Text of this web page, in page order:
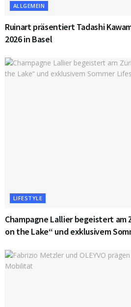
ALLGEMEIN
Ruinart präsentiert Tadashi
2026 in Basel
LIFESTYLE
Champagne Lallier begeistert am
on the Lake“ und exklusivem